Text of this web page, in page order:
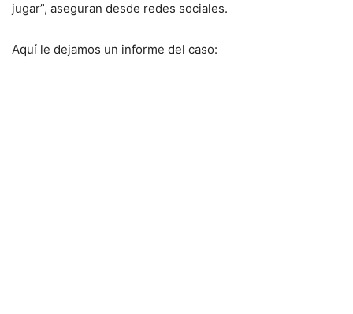
jugar”, aseguran desde redes sociales.
Aquí le dejamos un informe del caso: